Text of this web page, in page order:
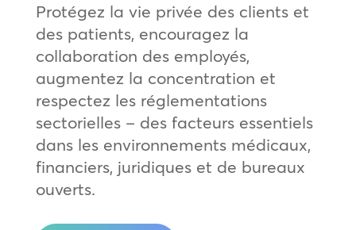
Protégez la vie privée des clients et
des patients, encouragez la
collaboration des employés,
augmentez la concentration et
respectez les réglementations
sectorielles – des facteurs essentiels
dans les environnements médicaux,
financiers, juridiques et de bureaux
ouverts.